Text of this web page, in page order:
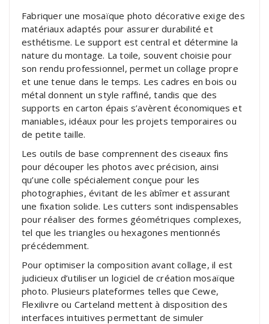
Fabriquer une mosaïque photo décorative exige des
matériaux adaptés pour assurer durabilité et
esthétisme. Le support est central et détermine la
nature du montage. La toile, souvent choisie pour
son rendu professionnel, permet un collage propre
et une tenue dans le temps. Les cadres en bois ou
métal donnent un style raffiné, tandis que des
supports en carton épais s’avèrent économiques et
maniables, idéaux pour les projets temporaires ou
de petite taille.
Les outils de base comprennent des ciseaux fins
pour découper les photos avec précision, ainsi
qu’une colle spécialement conçue pour les
photographies, évitant de les abîmer et assurant
une fixation solide. Les cutters sont indispensables
pour réaliser des formes géométriques complexes,
tel que les triangles ou hexagones mentionnés
précédemment.
Pour optimiser la composition avant collage, il est
judicieux d’utiliser un logiciel de création mosaïque
photo. Plusieurs plateformes telles que Cewe,
Flexilivre ou Carteland mettent à disposition des
interfaces intuitives permettant de simuler